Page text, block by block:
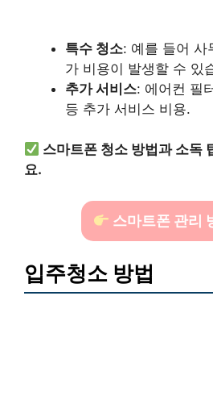
특수 청소: 예를 들어 사
가 비용이 발생할 수 있
추가 서비스: 에어컨 필
등 추가 서비스 비용.
스마트폰 청소 방법과 소독
요.
스마트폰 관리
입주청소 방법